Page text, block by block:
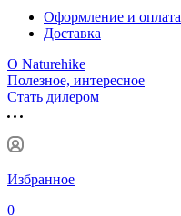
Оформление и оплата
Доставка
О Naturehike
Полезное, интересное
Стать дилером
Избранное
0